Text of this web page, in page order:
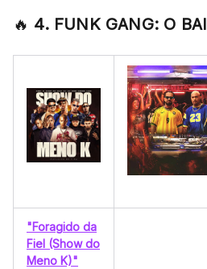
🔥 4. FUNK GANG: O
"Foragido da
Fiel (Show do
Meno K)"